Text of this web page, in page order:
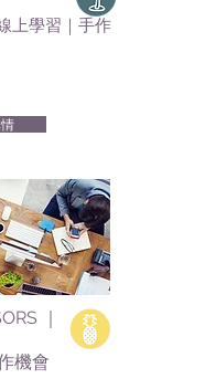
上學習｜手作
｜
機會